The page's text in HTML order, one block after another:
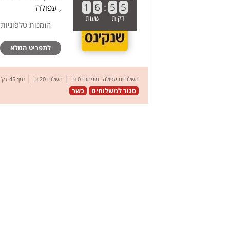
1 6 : 5 5
דקות שעות
, עפולה
הזמנות
לתפריט המלא
משלוחים עפולה: מינימום 0 ₪ | משלוח 20 ₪ | זמן: 45 דק’
סגור למשלוחים כשר